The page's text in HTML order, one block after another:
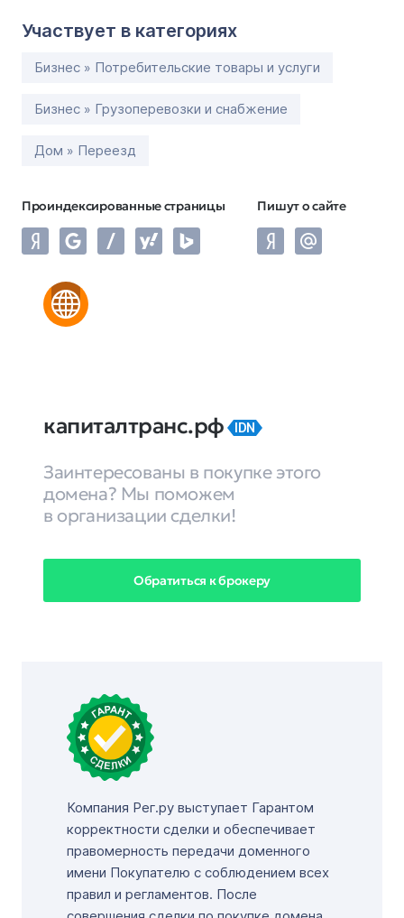
Участвует в категориях
Бизнес » Потребительские товары и услуги
Бизнес » Грузоперевозки и снабжение
Дом » Переезд
Проиндексированные страницы Пишут о сайте
капиталтранс.рф IDN
Заинтересованы в покупке этого
домена? Мы поможем
в организации сделки!
Обратиться к брокеру
Компания Рег.ру выступает Гарантом
корректности сделки и обеспечивает
правомерность передачи доменного
имени Покупателю с соблюдением всех
правил и регламентов. После